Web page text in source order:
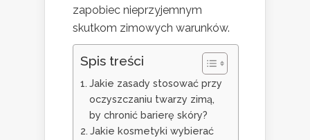
zapobiec nieprzyjemnym
skutkom zimowych warunków.
Spis treści
Jakie zasady stosować przy
oczyszczaniu twarzy zimą,
by chronić barierę skóry?
Jakie kosmetyki wybierać